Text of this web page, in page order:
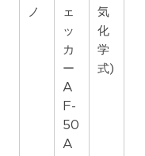
ノ
ェ
ッ
カ
ー
A
F-
50
A
気
化
学
式)